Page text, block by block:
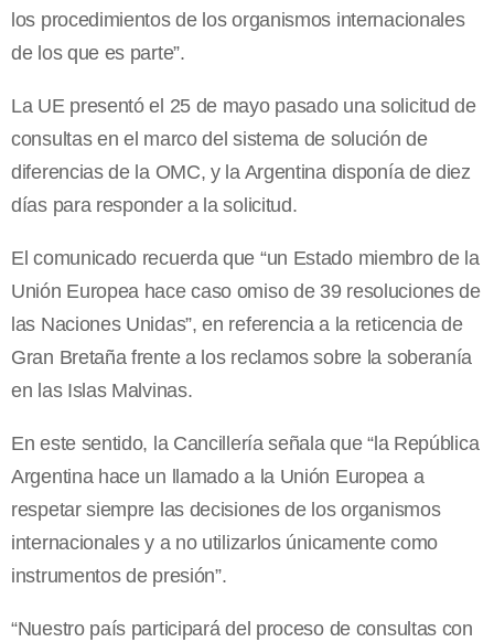
los procedimientos de los organismos internacionales
de los que es parte”.
La UE presentó el 25 de mayo pasado una solicitud de
consultas en el marco del sistema de solución de
diferencias de la OMC, y la Argentina disponía de diez
días para responder a la solicitud.
El comunicado recuerda que “un Estado miembro de la
Unión Europea hace caso omiso de 39 resoluciones de
las Naciones Unidas”, en referencia a la reticencia de
Gran Bretaña frente a los reclamos sobre la soberanía
en las Islas Malvinas.
En este sentido, la Cancillería señala que “la República
Argentina hace un llamado a la Unión Europea a
respetar siempre las decisiones de los organismos
internacionales y a no utilizarlos únicamente como
instrumentos de presión”.
“Nuestro país participará del proceso de consultas con